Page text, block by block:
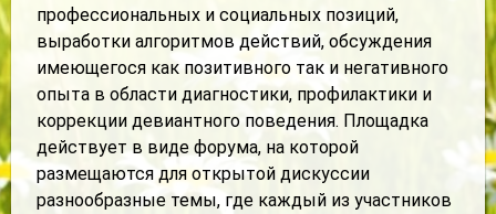
профессиональных и социальных позиций,
выработки алгоритмов действий, обсуждения
имеющегося как позитивного так и негативного
опыта в области диагностики, профилактики и
коррекции девиантного поведения. Площадка
действует в виде форума, на которой
размещаются для открытой дискуссии
разнообразные темы, где каждый из участников